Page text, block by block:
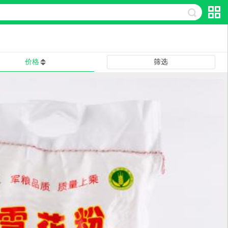
价格 筛选